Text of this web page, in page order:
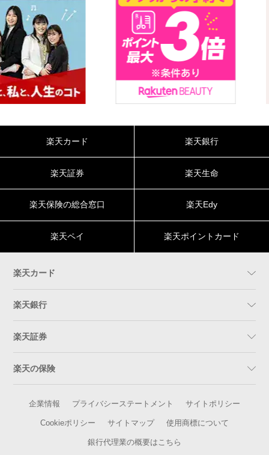
楽天カード 楽天銀行
楽天証券 楽天生命
楽天保険の総合窓口 楽天Edy
楽天ペイ 楽天ポイントカード
楽天カード
楽天銀行
楽天証券
楽天の保険
企業情報 プライバシーステートメント サイトポリシー
Cookieポリシー サイトマップ 使用商標について
銀行代理業の概要はこちら